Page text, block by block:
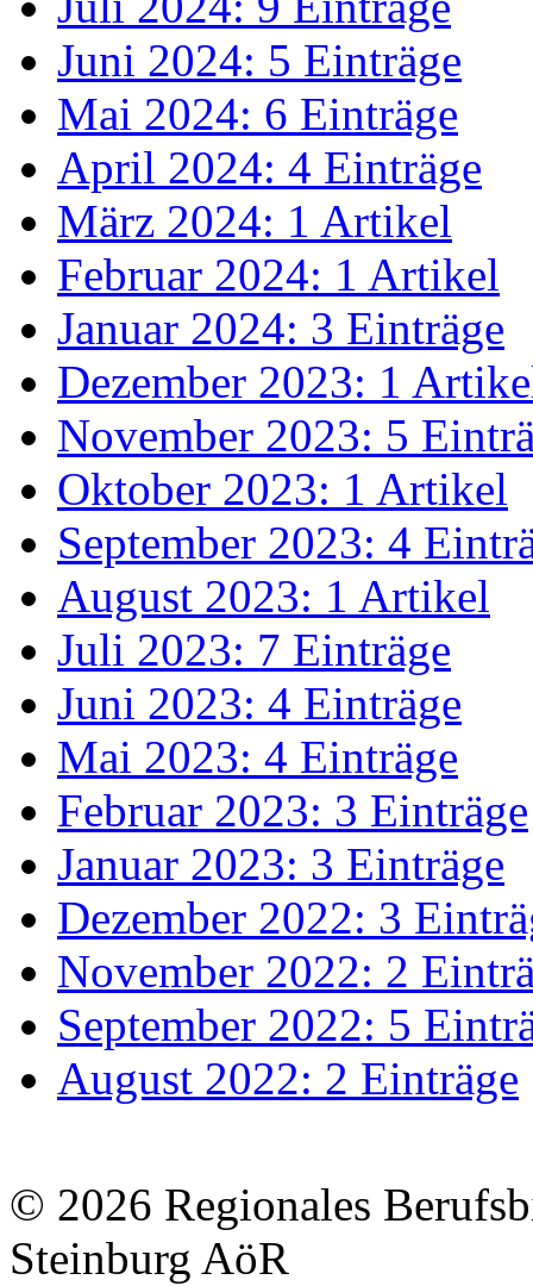
Juni 2024: 5 Einträge
Mai 2024: 6 Einträge
April 2024: 4 Einträge
März 2024: 1 Artikel
Februar 2024: 1 Artikel
Januar 2024: 3 Einträge
Dezember 2023: 1
November 2023: 5
Oktober 2023: 1 Artikel
September 2023: 4
August 2023: 1 Artikel
Juli 2023: 7 Einträge
Juni 2023: 4 Einträge
Mai 2023: 4 Einträge
Februar 2023: 3 Einträge
Januar 2023: 3 Einträge
Dezember 2022: 3
November 2022: 2
September 2022: 5
August 2022: 2 Einträge
© 2026 Regionales
Steinburg AöR